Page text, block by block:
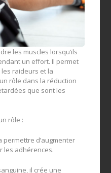
les muscles lorsqu’ils
un effort. Il permet
raideurs et la
rôle dans la réduction
que sont les
rôle :
permettre d’augmenter
les adhérences.
il crée une